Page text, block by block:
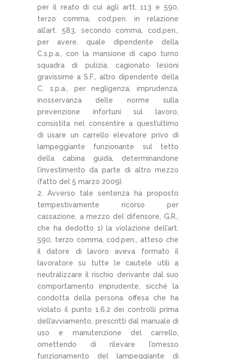
per il reato di cui agli artt. 113 e 590,
terzo comma, cod.pen. in relazione
all’art. 583, secondo comma, cod.pen.,
per avere, quale dipendente della
C.s.p.a., con la mansione di capo turno
squadra di pulizia, cagionato lesioni
gravissime a S.F., altro dipendente della
C. s.p.a., per negligenza, imprudenza,
inosservanza delle norme sulla
prevenzione infortuni sul lavoro,
consistita nel consentire a quest’ultimo
di usare un carrello elevatore privo di
lampeggiante funzionante sul tetto
della cabina guida, determinandone
l’investimento da parte di altro mezzo
(fatto del 5 marzo 2009).
Avverso tale sentenza ha proposto
tempestivamente ricorso per
cassazione, a mezzo del difensore, G.R.,
che ha dedotto 1) la violazione dell’art.
590, terzo comma, cod.pen., atteso che
il datore di lavoro aveva formato il
lavoratore su tutte le cautele utili a
neutralizzare il rischio derivante dal suo
comportamento imprudente, sicché la
condotta della persona offesa che ha
violato il punto 1.6.2 dei controlli prima
dell’avviamento, prescritti dal manuale di
uso e manutenzione del carrello,
omettendo di rilevare l’omesso
funzionamento del lampeggiante di